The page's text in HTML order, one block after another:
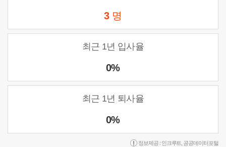
3 명
최근 1년 입사율
0%
최근 1년 퇴사율
0%
정보제공 : 인크루트 공공데이터포털